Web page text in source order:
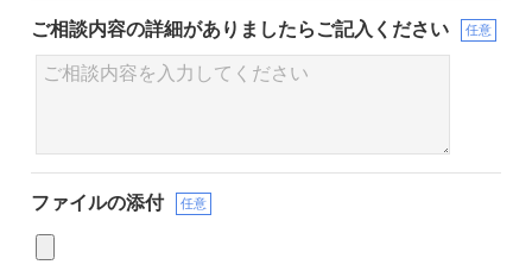
ご相談内容の詳細がありましたらご記入ください 任意
ファイルの添付 任意